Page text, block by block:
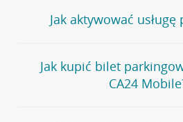
Jak aktywować usługę
Żeby aktywować usługę parkingów:
Zaloguj się do
Jak kupić bilet
CA24